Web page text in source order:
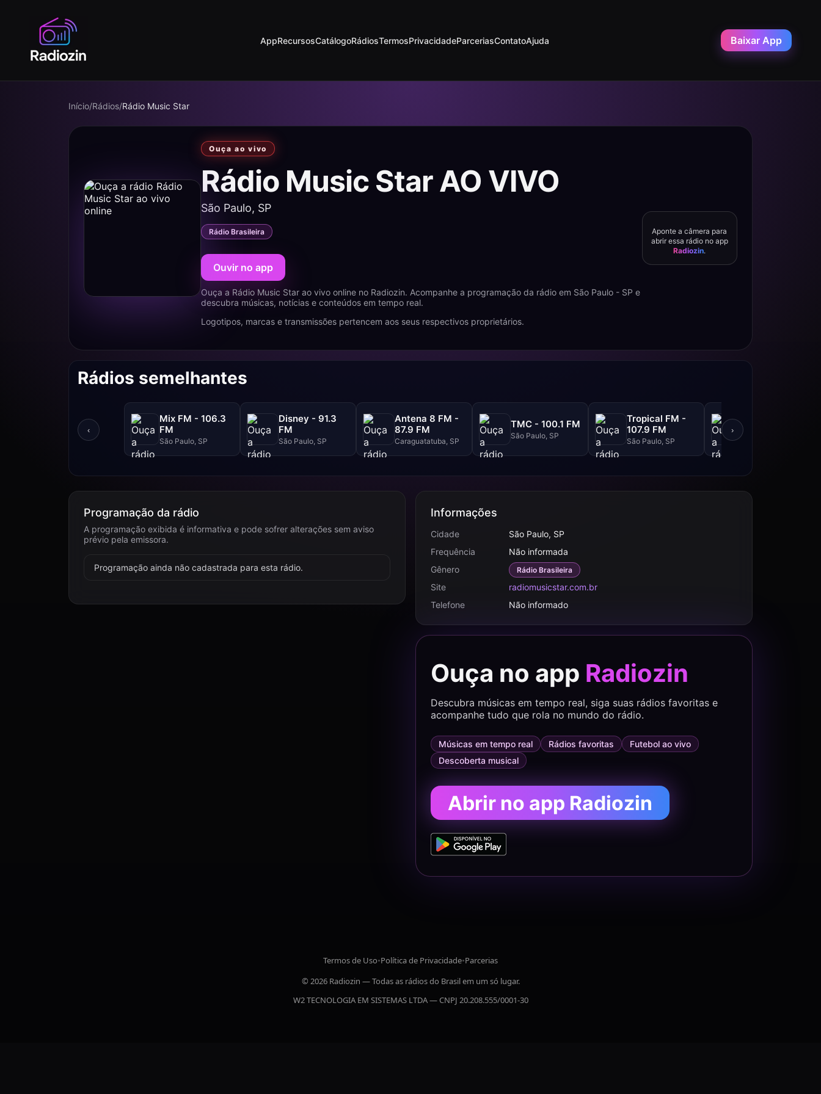
AppRecursosCatálogoRádiosTermosPrivacidadeParceriasContatoAjuda Baixar App
Início/Rádios/Rádio Music Star
Ouça ao vivo
Rádio Music Star AO VIVO
São Paulo, SP
Rádio Brasileira
Ouvir no app
Ouça a Rádio Music Star ao vivo online no Radiozin. Acompanhe a programação da rádio em São Paulo - SP e
descubra músicas, notícias e conteúdos em tempo real.
Logotipos, marcas e transmissões pertencem aos seus respectivos proprietários.
Aponte a câmera para
abrir essa rádio no app
Radiozin.
Rádios semelhantes
‹
Mix FM - 106.3
FM
São Paulo, SP
Disney - 91.3
FM
São Paulo, SP
Antena 8 FM -
87.9 FM
Caraguatatuba, SP
TMC - 100.1 FM
São Paulo, SP
Tropical FM -
107.9 FM
São Paulo, SP
FM
São Paulo, SP
›
Programação da rádio
A programação exibida é informativa e pode sofrer alterações sem aviso
prévio pela emissora.
Programação ainda não cadastrada para esta rádio.
Informações
Cidade
São Paulo, SP
Frequência
Não informada
Gênero
Rádio Brasileira
Site
radiomusicstar.com.br
Telefone
Não informado
Ouça no app Radiozin
Descubra músicas em tempo real, siga suas rádios favoritas e
acompanhe tudo que rola no mundo do rádio.
Músicas em tempo real Rádios favoritas
Futebol ao vivo
Descoberta musical
Abrir no app Radiozin
Termos de Uso•Política de Privacidade•Parcerias
© 2026 Radiozin — Todas as rádios do Brasil em um só lugar.
W2 TECNOLOGIA EM SISTEMAS LTDA — CNPJ 20.208.555/0001-30